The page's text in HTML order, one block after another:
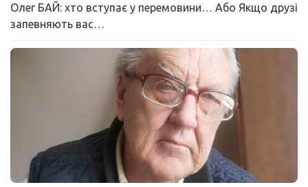
Олег БАЙ: хто вступає у перемовини… Або Якщо друзі
запевняють вас…